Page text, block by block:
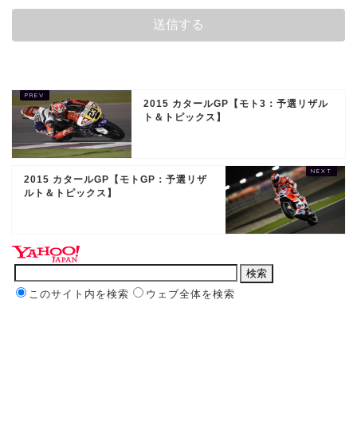
2015 カタールGP【モト3：予選リザル
ト＆トピックス】
2015 カタールGP【モトGP：予選リザ
ルト＆トピックス】
このサイト内を検索 ウェブ全体を検索